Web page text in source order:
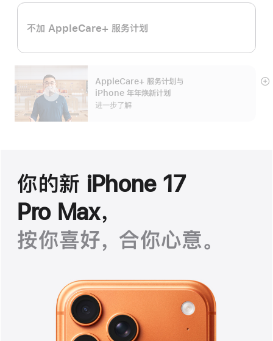
不加 AppleCare+ 服务计划
AppleCare+ 服务计划 与
iPhone 年年焕新计划
进一步了解
展
你的新 iPhone 17
Pro Max，
按你喜好， 合你心意。